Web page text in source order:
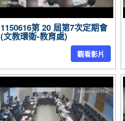
1150616第 20 屆第7次定期會
(文教環衛-教育處)
觀看影片